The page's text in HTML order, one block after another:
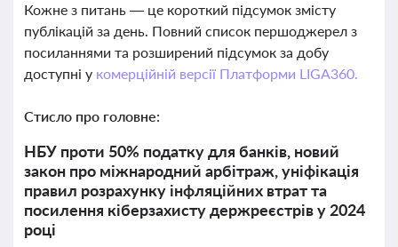
Кожне з питань — це короткий підсумок змісту
публікацій за день. Повний список першоджерел з
посиланнями та розширений підсумок за добу
доступні у комерційній версії Платформи LIGA360.
Стисло про головне:
НБУ проти 50% податку для банків, новий
закон про міжнародний арбітраж, уніфікація
правил розрахунку інфляційних втрат та
посилення кіберзахисту держреєстрів у 2024
році